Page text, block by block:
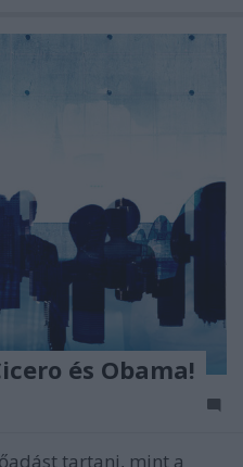
és Obama!
tartani, mint a